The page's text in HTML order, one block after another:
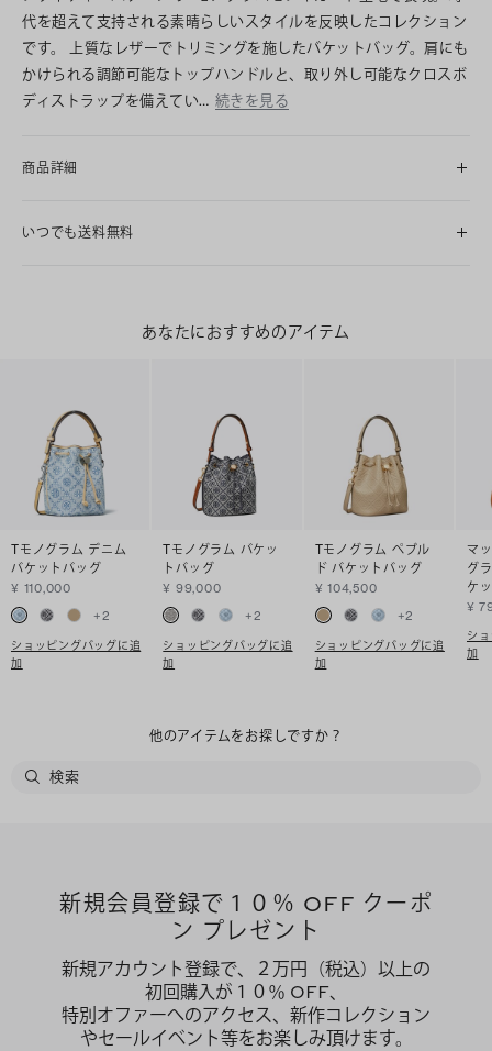
代を超えて支持される素晴らしいスタイルを反映したコレクション
です。 上質なレザーでトリミングを施したバケットバッグ。肩にも
かけられる調節可能なトップハンドルと、取り外し可能なクロスボ
ディストラップを備えてい… 続きを見る
商品詳細
いつでも送料無料
あなたにおすすめのアイテム
Tモノグラム デニム
バケットバッグ
¥ 110,000
+2
ショッピングバッグに追
加
Tモノグラム バケッ
トバッグ
¥ 99,000
+2
ショッピングバッグに追
加
Tモノグラム ペブル
ド バケットバッグ
¥ 104,500
+2
ショッピングバッグに追
加
マ
グ
ケ
¥
シ
加
他のアイテムをお探しですか？
新規会員登録で１０％ OFF クーポ
ン プレゼント
新規アカウント登録で、２万円（税込）以上の
初回購入が１０％ OFF、
特別オファーへのアクセス、新作コレクション
やセールイベント等をお楽しみ頂けます。